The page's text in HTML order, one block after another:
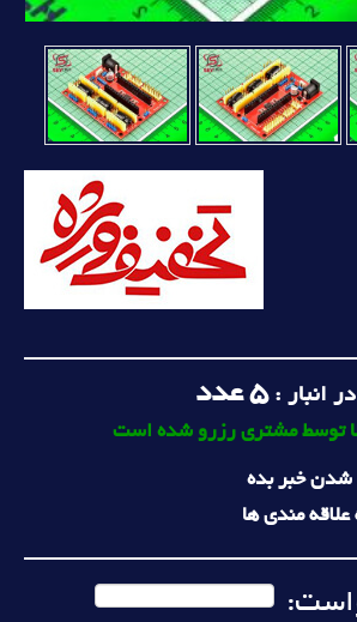
انبار :5 عدد
توسط مشتری رزرو شده است
خبر بده
مندی ها